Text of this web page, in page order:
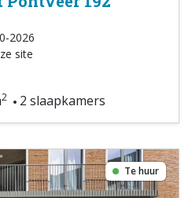
2026
site
2 2 slaapkamers
Te huur